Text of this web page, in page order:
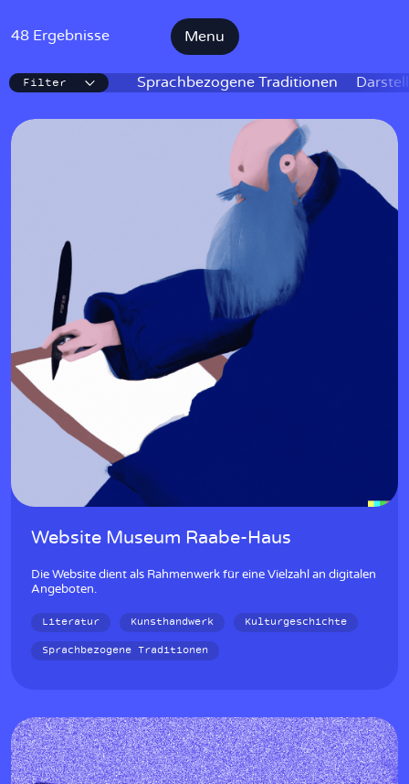
Menu
Filter Sprachbezogene Traditionen
IKE
48 Ergebnisse
Website Museum Raabe-Haus
Die Website dient als Rahmenwerk für eine Vielzahl an digitalen
Angeboten.
Literatur Kunsthandwerk
Kulturgeschichte
Sprachbezogene Traditionen